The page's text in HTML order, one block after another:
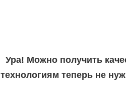
Ура! Можно получить
технологиям теперь не